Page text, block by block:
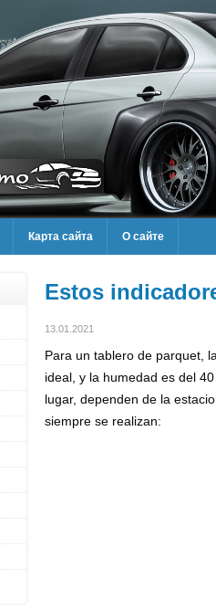
Карта сайта О сайте
Estos
13.01.2021
Para un tablero de parquet,
ideal, y la humedad es del
lugar, dependen de la
siempre se realizan: